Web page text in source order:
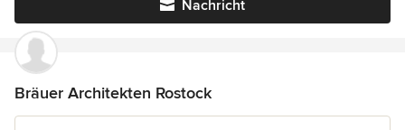
Nachricht
Bräuer Architekten Rostock